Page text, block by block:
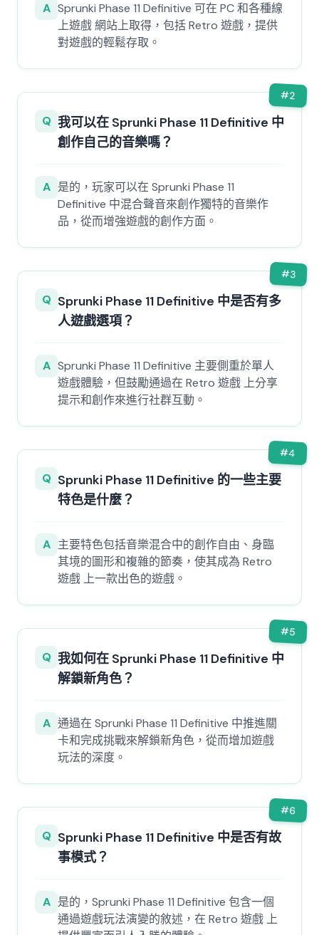
A Sprunki Phase 11 Definitive 可在 PC 和各種線
上遊戲 網站上取得，包括 Retro 遊戲，提供
對遊戲的輕鬆存取。
#2
Q 我可以在 Sprunki Phase 11 Definitive 中
創作自己的音樂嗎？
A 是的，玩家可以在 Sprunki Phase 11
Definitive 中混合聲音來創作獨特的音樂作
品，從而增強遊戲的創作方面。
#3
Q Sprunki Phase 11 Definitive 中是否有多
人遊戲選項？
A Sprunki Phase 11 Definitive 主要側重於單人
遊戲體驗，但鼓勵通過在 Retro 遊戲 上分享
提示和創作來進行社群互動。
#4
Q Sprunki Phase 11 Definitive 的一些主要
特色是什麼？
A 主要特色包括音樂混合中的創作自由、身臨
其境的圖形和複雜的節奏，使其成為 Retro
遊戲 上一款出色的遊戲。
#5
Q 我如何在 Sprunki Phase 11 Definitive 中
解鎖新角色？
A 通過在 Sprunki Phase 11 Definitive 中推進關
卡和完成挑戰來解鎖新角色，從而增加遊戲
玩法的深度。
#6
Q Sprunki Phase 11 Definitive 中是否有故
事模式？
A 是的，Sprunki Phase 11 Definitive 包含一個
通過遊戲玩法演變的敘述，在 Retro 遊戲 上